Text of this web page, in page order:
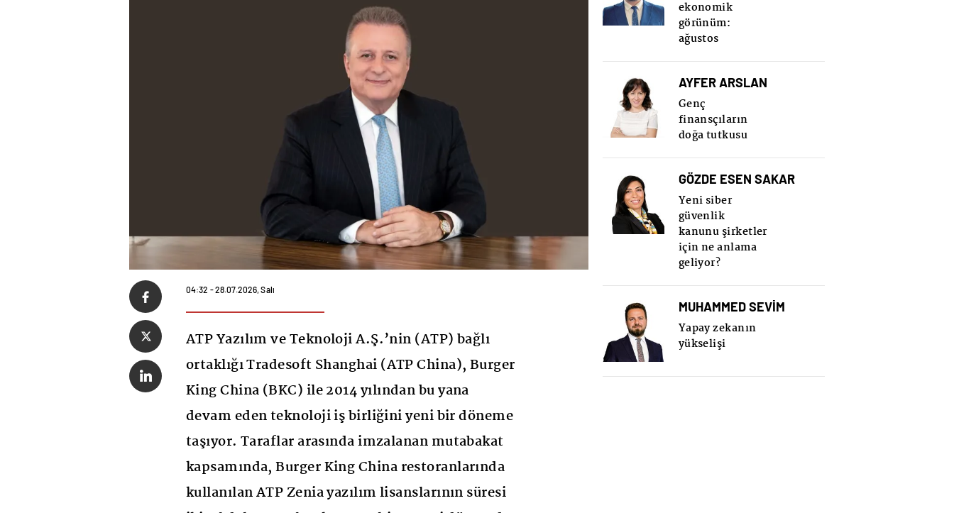
04:32 - 28.07.2026, Salı
ATP Yazılım ve Teknoloji A.Ş.’nin (ATP) bağlı
ortaklığı Tradesoft Shanghai (ATP China), Burger
King China (BKC) ile 2014 yılından bu yana
devam eden teknoloji iş birliğini yeni bir döneme
taşıyor. Taraflar arasında imzalanan mutabakat
kapsamında, Burger King China restoranlarında
kullanılan ATP Zenia yazılım lisanslarının süresi
ekonomik
görünüm:
ağustos
AYFER ARSLAN
Genç
finansçıların
doğa tutkusu
GÖZDE ESEN SAKAR
Yeni siber
güvenlik
kanunu şirketler
için ne anlama
geliyor?
MUHAMMED SEVİM
Yapay zekanın
yükselişi